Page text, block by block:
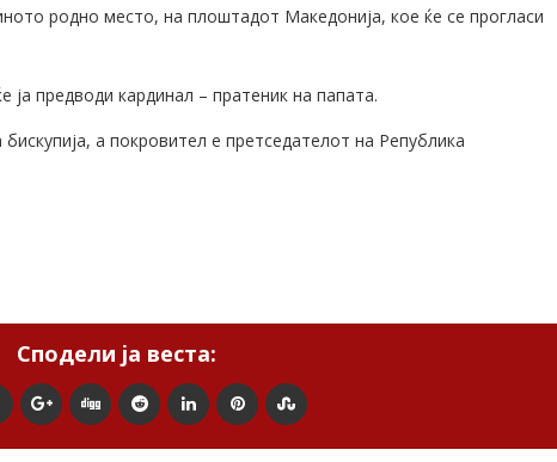
родно место, на плоштадот Македонија, кое ќе се прогласи
ја предводи кардинал – пратеник на папата.
а покровител е претседателот на Република
Сподели ја веста: